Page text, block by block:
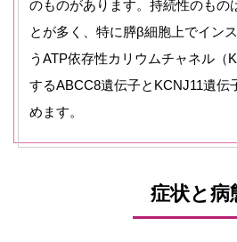
のものがあります。持続性のもの
とが多く、特に膵β細胞上でイン
うATP依存性カリウムチャネル（
するABCC8遺伝子とKCNJ11遺伝
めます。
症状と病